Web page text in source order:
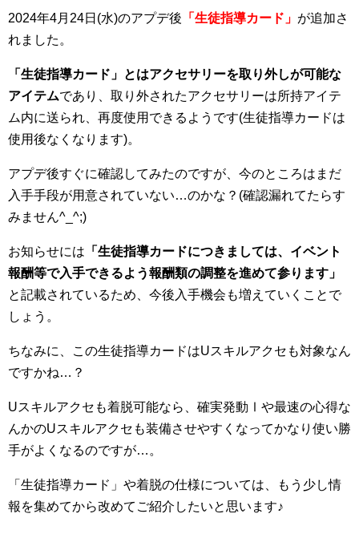
2024年4月24日(水)のアプデ後 「生徒指導カード」 が追加さ
れました。
「生徒指導カード」とはアクセサリーを取り外しが可能な
アイテムであり、取り外されたアクセサリーは所持アイテ
ム内に送られ、再度使用できるようです(生徒指導カードは
使用後なくなります)。
アプデ後すぐに確認してみたのですが、今のところはまだ
入手手段が用意されていない…のかな？(確認漏れてたらす
みません^_^;)
お知らせには 「生徒指導カードにつきましては、イベント
報酬等で入手できるよう報酬類の調整を進めて参ります」
と記載されているため、今後入手機会も増えていくことで
しょう。
ちなみに、この生徒指導カードはUスキルアクセも対象なん
ですかね…？
Uスキルアクセも着脱可能なら、確実発動Ⅰや最速の心得な
んかのUスキルアクセも装備させやすくなってかなり使い勝
手がよくなるのですが…。
「生徒指導カード」や着脱の仕様については、もう少し情
報を集めてから改めてご紹介したいと思います♪